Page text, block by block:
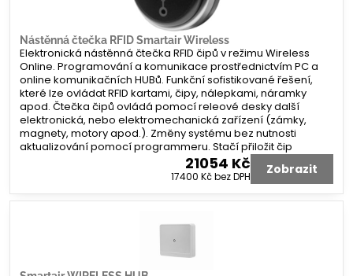
Nástěnná čtečka RFID Smartair Wireless
Elektronická nástěnná čtečka RFID čipů v režimu Wireless
Online. Programování a komunikace prostřednictvím PC a
online komunikačních HUBů. Funkční sofistikované řešení,
které lze ovládat RFID kartami, čipy, nálepkami, náramky
apod. Čtečka čipů ovládá pomocí releové desky další
elektronická, nebo elektromechanická zařízení (zámky,
magnety, motory apod.). Změny systému bez nutnosti
aktualizování pomocí programmeru. Stačí přiložit čip
21054 Kč
17400 Kčbez DPH Zobrazit